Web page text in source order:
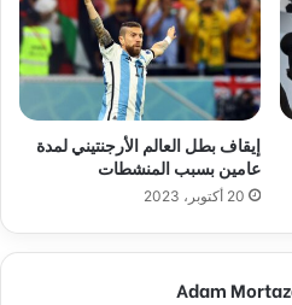
إيقاف بطل العالم الأرجنتيني لمدة
عامين بسبب المنشطات
20 أكتوبر، 2023